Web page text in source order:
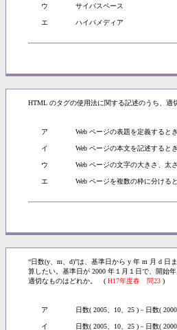
ウ サイバスペース
エ ハイパメディア
HTML のタグの使用法に関する記述のうち、
ア Web ページの表題を定義すると
イ Web ページの本文を記述すると
ウ Web ページの文字の大きさ、太
エ Web ページを複数の枠に分ける
“日数(y、m、d)”は、基準日から y 年 m 月 d
算したい。基準日が 2000 年１月１日で、開始
適切なものはどれか。 ( H17年度春 問23 )
ア 日数( 2005、10、25 )－日数(
イ 日数( 2005、10、25 )－日数(